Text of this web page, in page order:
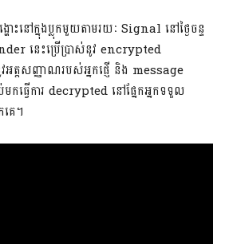
ហោះនៅក្នុងប្លុកមួយតាមរយៈ Signal នៅថ្ងៃចន្ទ
នេះប្រើប្រាស់នូវ encrypted
ត្តសញ្ញាណរបស់អ្នកផ្ញើ និង message
ធ្វើការ decrypted នៅផ្នែកអ្នកទទួល
េ។